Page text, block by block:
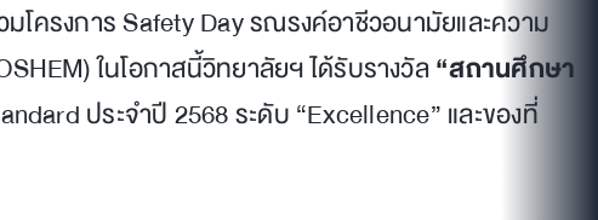
ครงการ Safety Day รณรงค์อาชีวอนามัยและความ
ในโอกาสนี้วิทยาลัยฯ ได้รับรางวัล“สถานศึกษา
ประจำปี 2568 ระดับ “Excellence” และของที่